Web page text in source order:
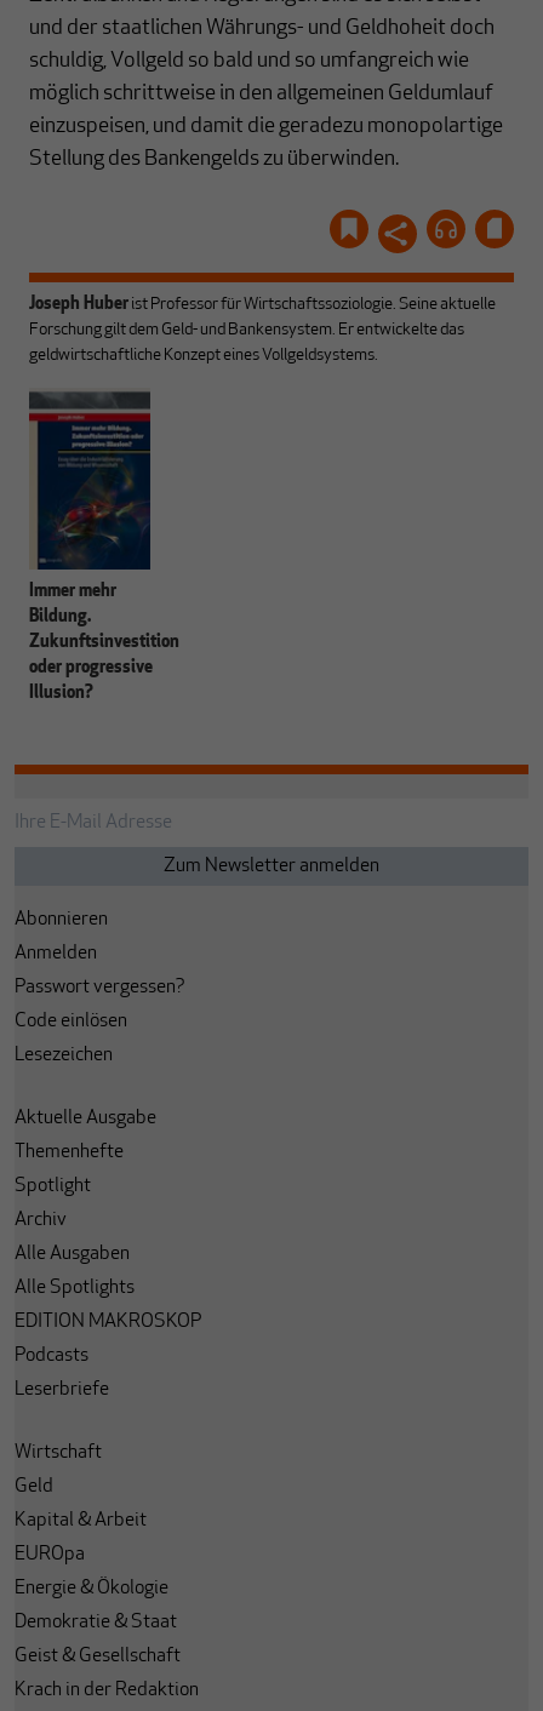
und der staatlichen Währungs- und Geldhoheit doch
schuldig, Vollgeld so bald und so umfangreich wie
möglich schrittweise in den allgemeinen Geldumlauf
einzuspeisen, und damit die geradezu monopolartige
Stellung des Bankengelds zu überwinden.
Joseph Huber ist Professor für Wirtschaftssoziologie. Seine aktuelle
Forschung gilt dem Geld- und Bankensystem. Er entwickelte das
geldwirtschaftliche Konzept eines Vollgeldsystems.
Immer mehr
Bildung.
Zukunftsinvestition
oder progressive
Illusion?
Abonnieren
Anmelden
Passwort vergessen?
Code einlösen
Lesezeichen
Aktuelle Ausgabe
Themenhefte
Spotlight
Archiv
Alle Ausgaben
Alle Spotlights
EDITION MAKROSKOP
Podcasts
Leserbriefe
Wirtschaft
Geld
Kapital & Arbeit
EUROpa
Energie & Ökologie
Demokratie & Staat
Geist & Gesellschaft
Krach in der Redaktion